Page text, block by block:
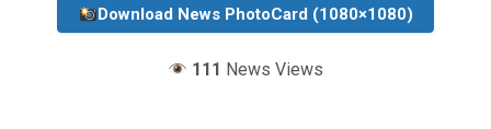
Download News PhotoCard (1080×1080)
111 News Views